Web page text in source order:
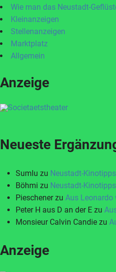
Wie man das Neustadt-
Kleinanzeigen
Stellenanzeigen
Marktplatz
Allgemein
Anzeige
Neueste
Sumlu zu Neustadt-
Böhmi zu Neustadt-
Pieschenerzu Aus Leonardo
Peter H aus D an der E zu
Monsieur Calvin Candie zu
Anzeige